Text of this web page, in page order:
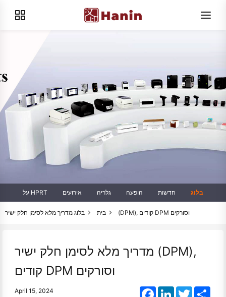
על HPRT אירועים גלריה הופעה חדשות בלוג
בית בלוג מדריך מלא לסימן חלק ישיר (DPM), קודים DPM וסורקים
מדריך מלא לסימן חלק ישיר (DPM),
קודים DPM וסורקים
April 15, 2024 FacebookLinkedInTwitter